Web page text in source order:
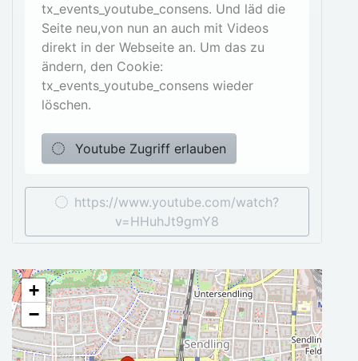
tx_events_youtube_consens. Und läd die
Seite neu,von nun an auch mit Videos
direkt in der Webseite an. Um das zu
ändern, den Cookie:
tx_events_youtube_consens wieder
löschen.
Youtube Zugriff erlauben
https://www.youtube.com/watch?
v=HHuhJt9gmY8
+
−